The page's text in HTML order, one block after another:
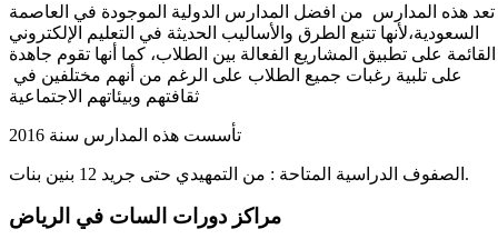
تعد هذه المدارس من افضل المدارس الدولية الموجودة في العاصمة
السعودية،لأنها تتبع الطرق والأساليب الحديثة في التعليم الإلكتروني
القائمة على تطبيق المشاريع الفعالة بين الطلاب، كما أنها تقوم جاهدة
على تلبية رغبات جميع الطلاب على الرغم من أنهم مختلفين في
ثقافتهم وبيئاتهم الاجتماعية
الصفوف الدراسية المتاحة : من التمهيدي حتى جريد 12 بنين بنات.